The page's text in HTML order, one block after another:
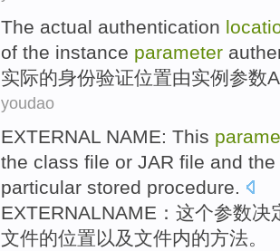
The actual authentication
of the instance parameter
实际的身份验证位置由实例 参数
youdao
EXTERNAL NAME: This
the class file or JAR file and the
particular stored procedure.
EXTERNALNAME ： 这个参数决
文件的位置以及文件内的方法。